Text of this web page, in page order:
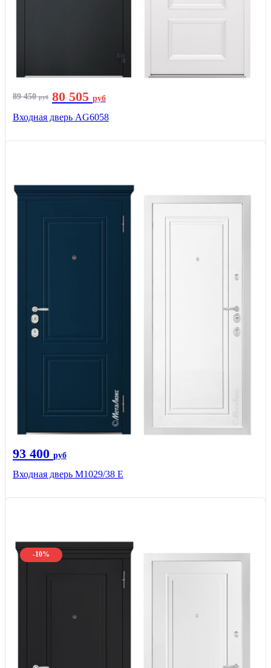
89 450руб 80 505 руб
Входная дверь AG6058
93 400 руб
Входная дверь М1029/38 E
-10%